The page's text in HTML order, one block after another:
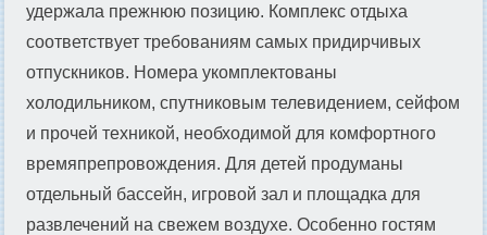
удержала прежнюю позицию. Комплекс отдыха
соответствует требованиям самых придирчивых
отпускников. Номера укомплектованы
холодильником, спутниковым телевидением, сейфом
и прочей техникой, необходимой для комфортного
времяпрепровождения. Для детей продуманы
отдельный бассейн, игровой зал и площадка для
развлечений на свежем воздухе. Особенно гостям